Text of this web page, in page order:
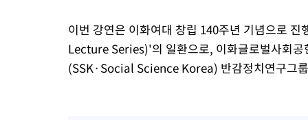
이번 강연은 이화여대 창립 140주년 기념으로
Lecture Series)'의 일환으로, 이화글로벌사회
(SSK·Social Science Korea) 반감정치연구그